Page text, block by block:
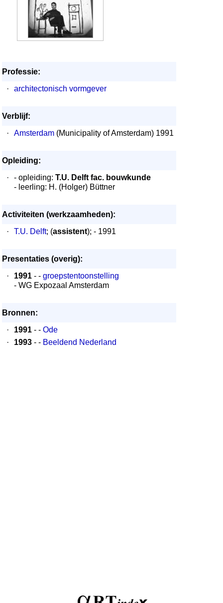
Professie:
·
architectonisch vormgever
Verblijf:
·
Amsterdam (Municipality of Amsterdam) 1991
Opleiding:
·
- opleiding: T.U. Delft fac. bouwkunde
- leerling: H. (Holger) Büttner
Activiteiten (werkzaamheden):
·
T.U. Delft; (assistent); - 1991
Presentaties (overig):
·
1991 - - groepstentoonstelling
- WG Expozaal Amsterdam
Bronnen:
·
1991 - - Ode
·
1993 - - Beeldend Nederland